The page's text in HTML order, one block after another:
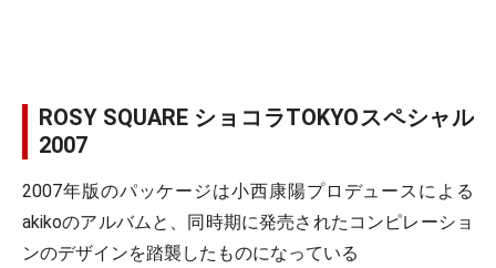
ROSY SQUARE ショコラTOKYOスペシャル
2007
2007年版のパッケージは小西康陽プロデュースによる
akikoのアルバムと、同時期に発売されたコンピレーショ
ンのデザインを踏襲したものになっている